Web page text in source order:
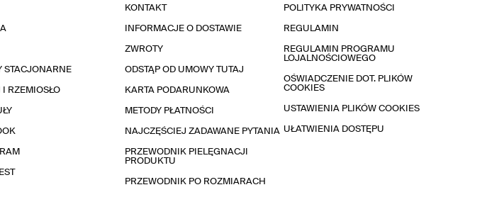
STACJONARNE
I RZEMIOSŁO
KONTAKT
INFORMACJE O DOSTAWIE
ZWROTY
ODSTĄP OD UMOWY TUTAJ
KARTA PODARUNKOWA
METODY PŁATNOŚCI
NAJCZĘŚCIEJ ZADAWANE PYTANIA
PRZEWODNIK PIELĘGNACJI
PRODUKTU
PRZEWODNIK PO ROZMIARACH
POLITYKA PRYWATNOŚCI
REGULAMIN
REGULAMIN PROGRAMU
LOJALNOŚCIOWEGO
OŚWIADCZENIE DOT. PLIKÓW
COOKIES
USTAWIENIA PLIKÓW COOKIES
UŁATWIENIA DOSTĘPU